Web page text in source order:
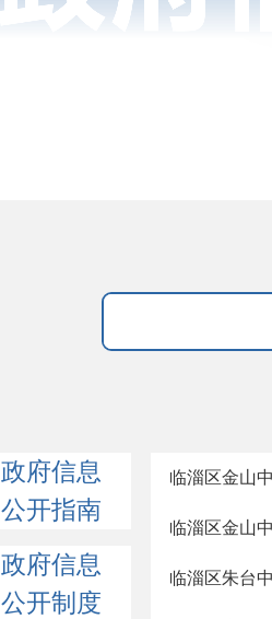
政府信息
公开指南
政府信息
公开制度
临淄区金山
临淄区金山
临淄区朱台